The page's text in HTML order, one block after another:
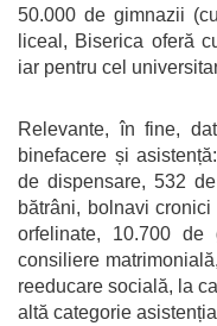
50.000 de gimnazii
liceal, Biserica oferă
iar pentru cel
Relevante, în fine,
binefacere și
de dispensare, 532
bătrâni, bolnavi
orfelinate, 10.700 de
consiliere
reeducare socială, la
altă categorie